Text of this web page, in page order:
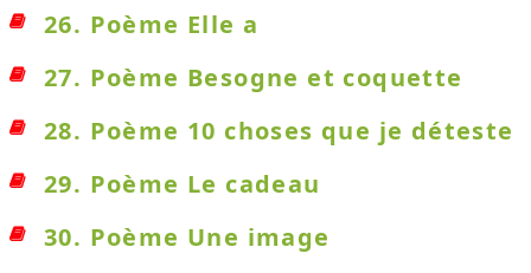
26. Poème Elle a
27. Poème Besogne et coquette
28. Poème 10 choses que je déteste
29. Poème Le cadeau
30. Poème Une image